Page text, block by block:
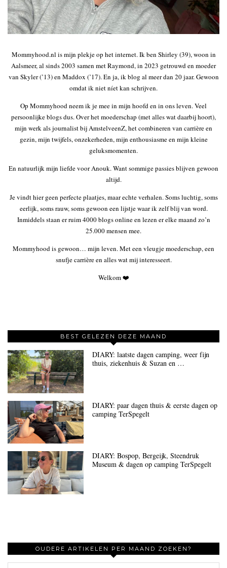
Mommyhood.nl is mijn plekje op het internet. Ik ben Shirley (39), woon in
Aalsmeer, al sinds 2003 samen met Raymond, in 2023 getrouwd en moeder
van Skyler (’13) en Maddox (’17). En ja, ik blog al meer dan 20 jaar. Gewoon
omdat ik niet níet kan schrijven.
Op Mommyhood neem ik je mee in mijn hoofd en in ons leven. Veel
persoonlijke blogs dus. Over het moederschap (met alles wat daarbij hoort),
mijn werk als journalist bij AmstelveenZ, het combineren van carrière en
gezin, mijn twijfels, onzekerheden, mijn enthousiasme en mijn kleine
geluksmomenten.
En natuurlijk mijn liefde voor Anouk. Want sommige passies blijven gewoon
altijd.
Je vindt hier geen perfecte plaatjes, maar echte verhalen. Soms luchtig, soms
eerlijk, soms rauw, soms gewoon een lijstje waar ik zelf blij van word.
Inmiddels staan er ruim 4000 blogs online en lezen er elke maand zo’n
25.000 mensen mee.
Mommyhood is gewoon… mijn leven. Met een vleugje moederschap, een
snufje carrière en alles wat mij interesseert.
Welkom ❤️
BEST GELEZEN DEZE MAAND
DIARY: laatste dagen camping, weer fijn
thuis, ziekenhuis & Suzan en …
DIARY: paar dagen thuis & eerste dagen op
camping TerSpegelt
DIARY: Bospop, Bergeijk, Steendruk
Museum & dagen op camping TerSpegelt
OUDERE ARTIKELEN PER MAAND ZOEKEN?